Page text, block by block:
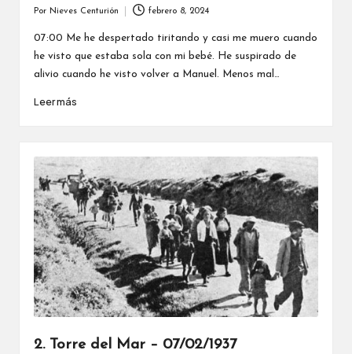
por
Por Nieves Centurión febrero 8, 2024
07:00 Me he despertado tiritando y casi me muero cuando
he visto que estaba sola con mi bebé. He suspirado de
alivio cuando he visto volver a Manuel. Menos mal…
Leer más
2. Torre del Mar – 07/02/1937